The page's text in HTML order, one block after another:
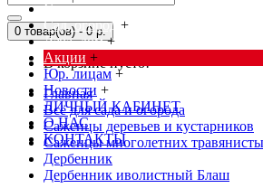
Cредства от насекомых и грызунов
Сад, огород +
Дача, дом +
Акции +
Юр. лицам +
Новости +
ЛИЧНЫЙ КАБИНЕТ
О НАС
КОНТАКТЫ
0 товар(ов) - 0 р.
В корзине пусто!
Главная
Всё для сада и огорода
Саженцы деревьев и кустарников
Саженцы многолетних
Дербенник
Дербенник иволистный Блаш